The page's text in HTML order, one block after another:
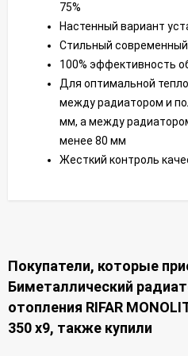
75%
Настенный вариант
Стильный
100% эффективность
Для оптимальной
между радиатором и
мм, а между
менее 80 мм
Жесткий контроль
Покупатели, которые
Биметаллический
отопления RIFAR
350 x9, также купили